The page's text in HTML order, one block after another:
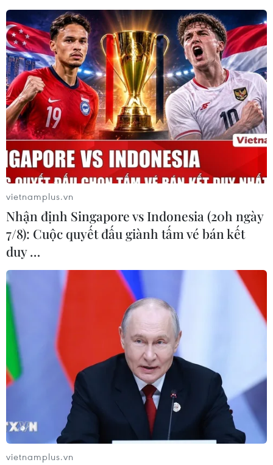
vietnamplus.vn
Nhận định Singapore vs Indonesia (20h ngày
7/8): Cuộc quyết đấu giành tấm vé bán kết
duy …
vietnamplus.vn